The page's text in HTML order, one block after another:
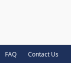
FAQ Contact Us